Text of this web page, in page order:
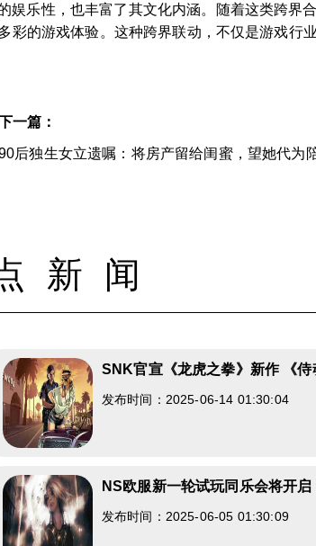
娱乐性，也丰富了其文化内涵。随着这类跨界
的游戏体验。这种跨界联动，不仅是游戏行
一篇：
后独生女立遗嘱：将房产留给闺蜜，望她代为
新闻
SNK官宣《龙虎之拳》新作 《
发布时间：2025-06-14 01:30:04
NS欧服新一轮试玩同乐会将开
发布时间：2025-06-05 01:30:09